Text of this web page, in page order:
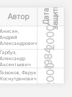
Автор Д
а
т
а
з
а
щ
и
т ы
Анисин,
Андрей
Александрович
2000
Гарбуз,
Александр
Аксентьевич
1984
Тазюков, Фарук
Хоснутдинович
2000